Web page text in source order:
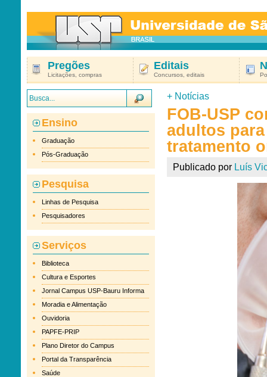
Pregões
Licitações, compras
Editais
Concursos, editais
Ensino
Graduação
Pós-Graduação
Pesquisa
Linhas de Pesquisa
Pesquisadores
Serviços
Biblioteca
Cultura e Esportes
Jornal Campus USP-Bauru Informa
Moradia e Alimentação
Ouvidoria
PAPFE-PRIP
Plano Diretor do Campus
Portal da Transparência
Saúde
+ Notícias
FOB-USP
adultos
tratamento
Publicado por Luís